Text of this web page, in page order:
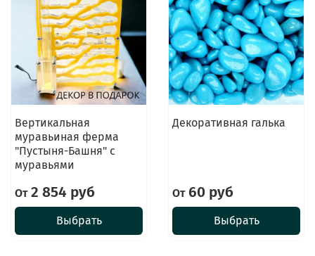
Вертикальная
муравьиная ферма
"Пустыня-Башня" с
муравьями
От2 854 руб
Выбрать
Декоративная галька
От60 руб
Выбрать